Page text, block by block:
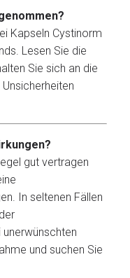
Kapseln Cystinorm
Lesen Sie die
Sie sich an die
gut vertragen
In seltenen Fällen
und suchen Sie